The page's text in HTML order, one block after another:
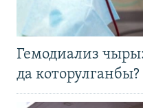
Гемодиализ
да которулганбы?